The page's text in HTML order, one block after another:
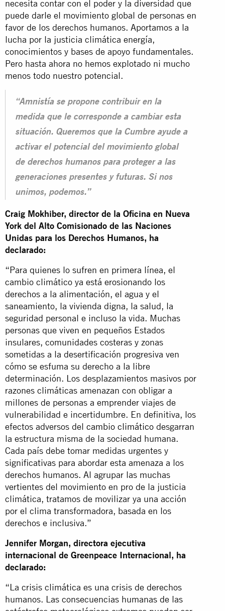
necesita contar con el poder y la diversidad que
puede darle el movimiento global de personas en
favor de los derechos humanos. Aportamos a la
lucha por la justicia climática energía,
conocimientos y bases de apoyo fundamentales.
Pero hasta ahora no hemos explotado ni mucho
menos todo nuestro potencial.
“Amnistía se propone contribuir en la
medida que le corresponde a cambiar esta
situación. Queremos que la Cumbre ayude a
activar el potencial del movimiento global
de derechos humanos para proteger a las
generaciones presentes y futuras. Si nos
unimos, podemos.”
Craig Mokhiber, director de la Oficina en Nueva
York del Alto Comisionado de las Naciones
Unidas para los Derechos Humanos, ha
declarado:
“Para quienes lo sufren en primera línea, el
cambio climático ya está erosionando los
derechos a la alimentación, el agua y el
saneamiento, la vivienda digna, la salud, la
seguridad personal e incluso la vida. Muchas
personas que viven en pequeños Estados
insulares, comunidades costeras y zonas
sometidas a la desertificación progresiva ven
cómo se esfuma su derecho a la libre
determinación. Los desplazamientos masivos por
razones climáticas amenazan con obligar a
millones de personas a emprender viajes de
vulnerabilidad e incertidumbre. En definitiva, los
efectos adversos del cambio climático desgarran
la estructura misma de la sociedad humana.
Cada país debe tomar medidas urgentes y
significativas para abordar esta amenaza a los
derechos humanos. Al agrupar las muchas
vertientes del movimiento en pro de la justicia
climática, tratamos de movilizar ya una acción
por el clima transformadora, basada en los
derechos e inclusiva.”
Jennifer Morgan, directora ejecutiva
internacional de Greenpeace Internacional, ha
declarado:
“La crisis climática es una crisis de derechos
humanos. Las consecuencias humanas de las